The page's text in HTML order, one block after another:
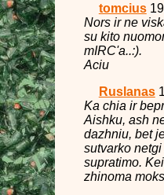
tomcius
Nors ir ne
su kito
mIRC'a..:).
Aciu
Ruslanas
Ka chia ir
Aishku, ash
dazhniu, bet
sutvarko
supratimo.
zhinoma